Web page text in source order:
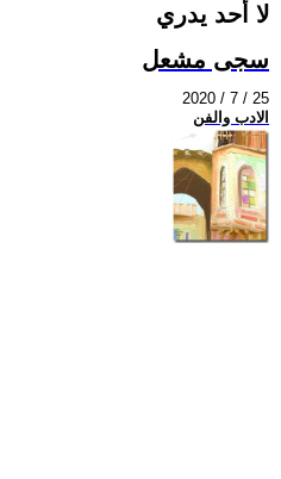
لا أحد يدري
سجى مشعل
2020 / 7 / 25
الادب والفن